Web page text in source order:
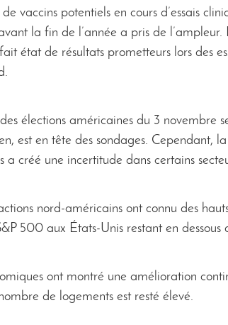
vaccins potentiels en cours d’essais
la fin de l’année a pris de
état de résultats prometteurs lors des
élections américaines du 3 novembre
est en tête des sondages. Cependant,
a créé une incertitude dans certains
nord-américains ont connu des
500 aux États-Unis restant en
ont montré une amélioration
de logements est resté élevé.